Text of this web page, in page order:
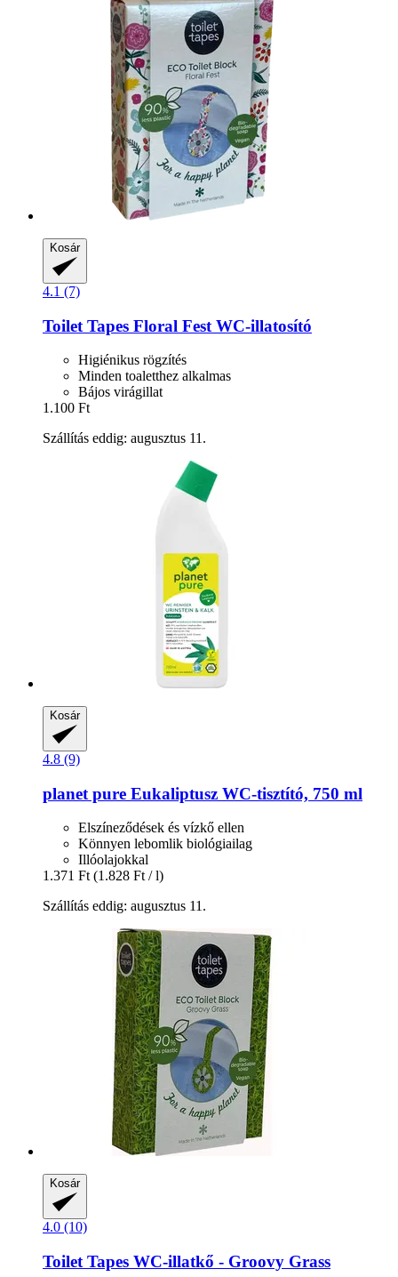
Kosár
4.1 (7)
Toilet Tapes Floral Fest WC-​illatosító
Higiénikus rögzítés
Minden toaletthez alkalmas
Bájos virágillat
1.100 Ft
Szállítás eddig: augusztus 11.
Kosár
4.8 (9)
planet pure Eukaliptusz WC-​tisztító, 750 ml
Elszíneződések és vízkő ellen
Könnyen lebomlik biológiailag
Illóolajokkal
1.371 Ft (1.828 Ft / l)
Szállítás eddig: augusztus 11.
Kosár
4.0 (10)
Toilet Tapes WC-​illatkő -​ Groovy Grass